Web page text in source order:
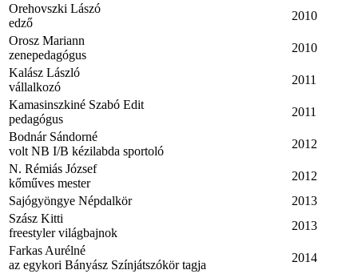
Orehovszki Lászó
edző
2010
Orosz Mariann
zenepedagógus
2010
Kalász László
vállalkozó
2011
Kamasinszkiné Szabó Edit
pedagógus
2011
Bodnár Sándorné
volt NB I/B kézilabda sportoló
2012
N. Rémiás József
kőműves mester
2012
Sajógyöngye Népdalkör
2013
Szász Kitti
freestyler világbajnok
2013
Farkas Aurélné
az egykori Bányász Színjátszókör tagja
2014